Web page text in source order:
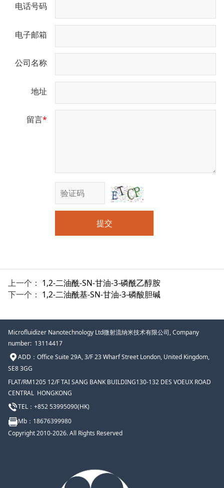
电话号码
电子邮箱
公司名称
地址
留言*
提交
上一个： 1,2-二油酰-SN-甘油-3-磷酰乙醇胺
下一个： 1,2-二油酰基-SN-甘油-3-磷酸胆碱
Microfluidizer Nanotechnology Ltd微射流纳米技术有限公司, Company
number: 13114417
ADD： Office Suite 29A, 3/F 23 Wharf Street London, United Kingdom,
SE8 3GG
FLAT/RM1205 12/F TAI SANG BANK BUILDING130-132 DES VOEUX ROAD
CENTRAL HONGKONG
TEL：+852 53995090(HK)
Mb：18676399980
Copyright 2010-2026. All Rights Reserved